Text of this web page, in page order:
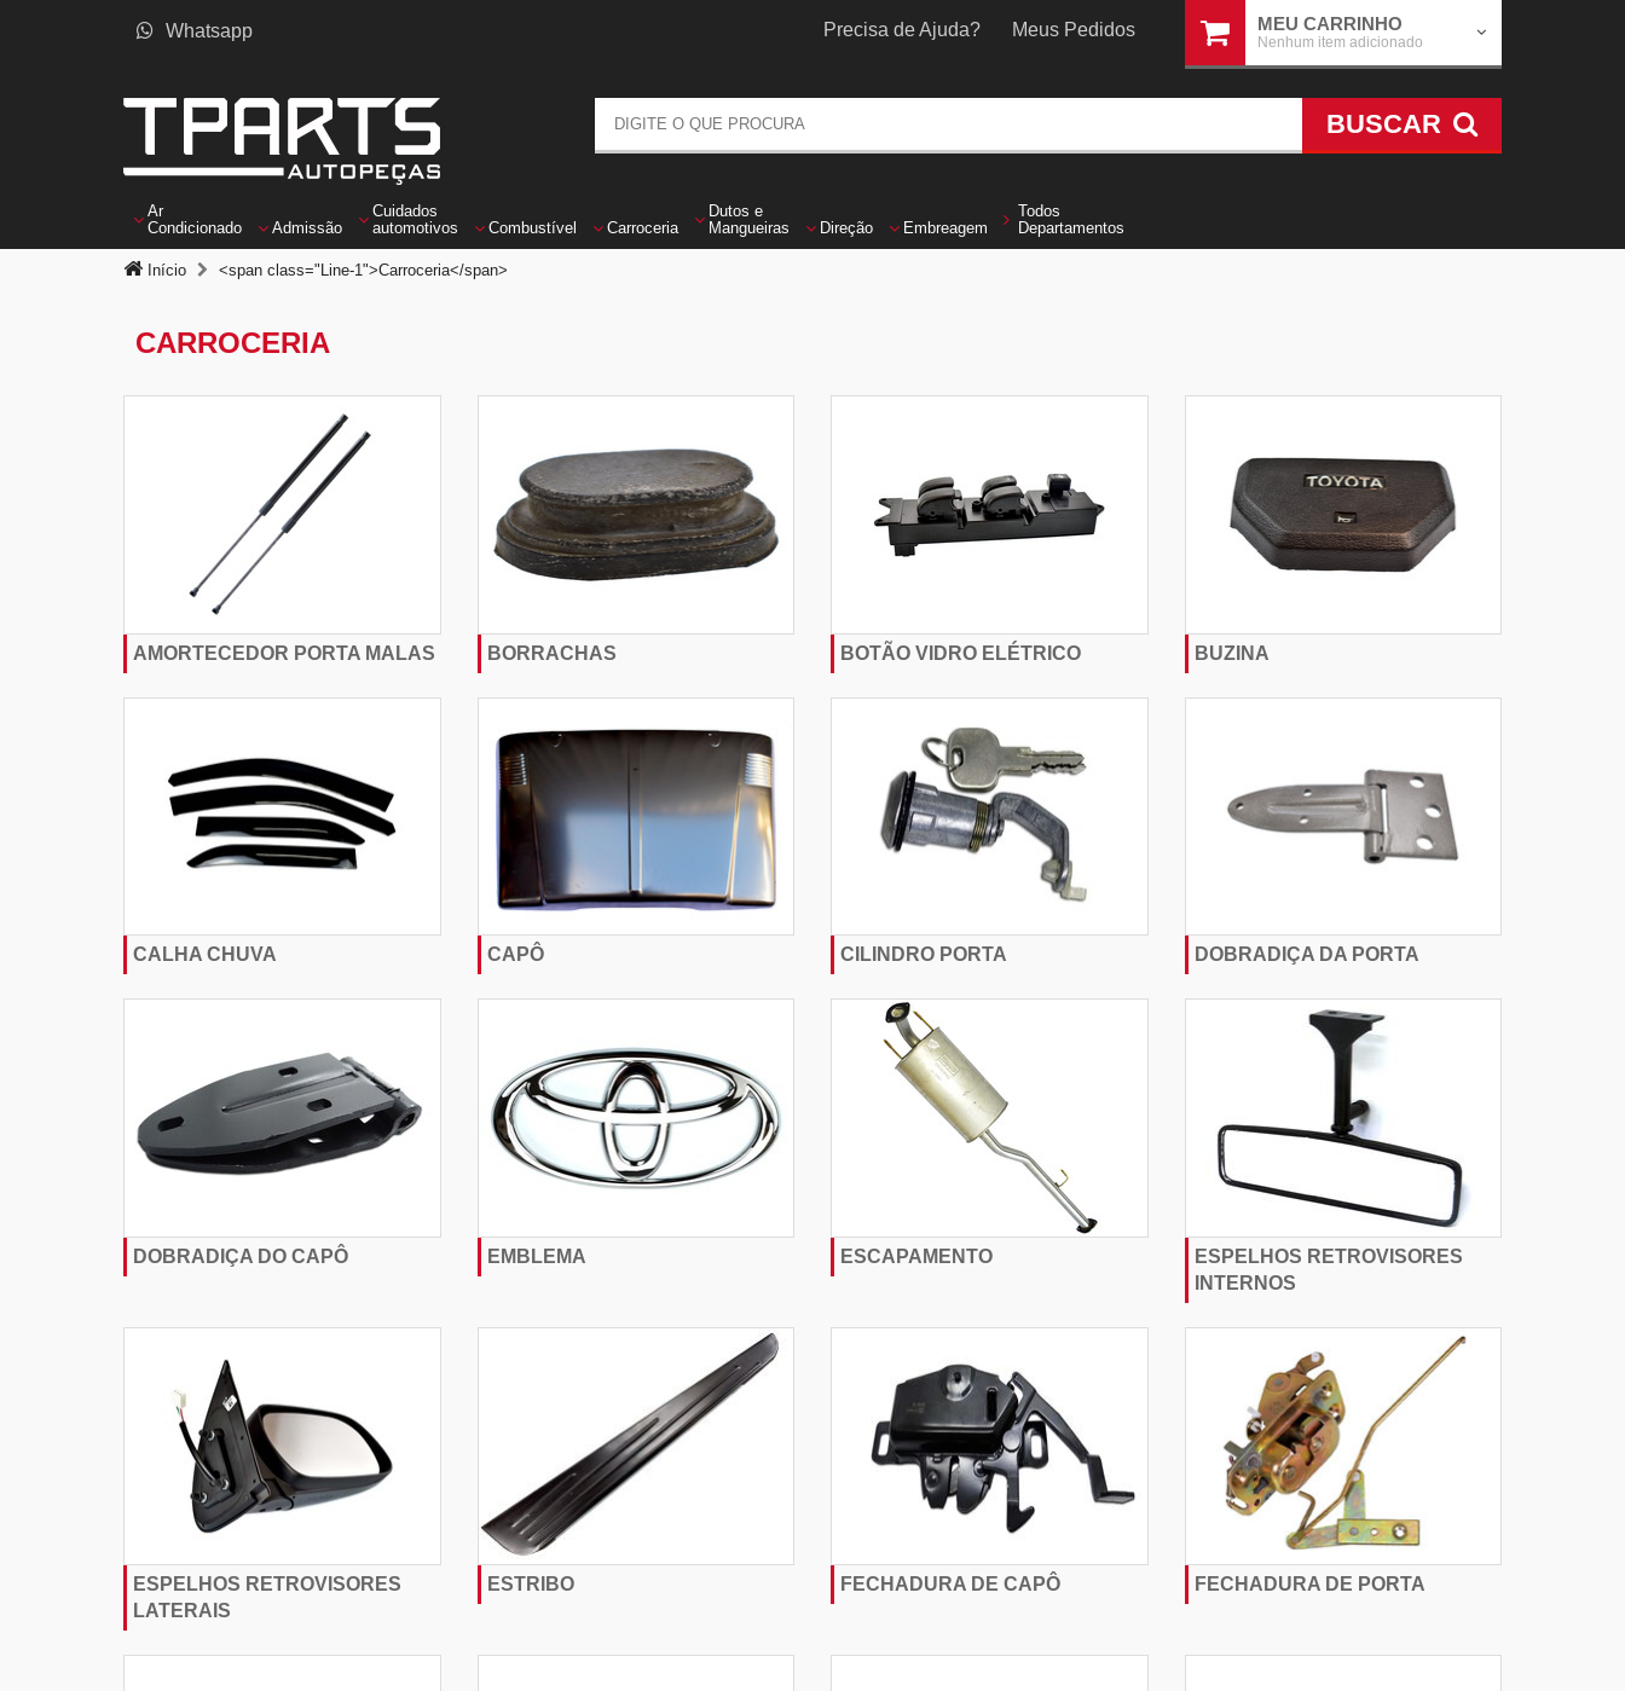
Whatsapp Precisa de Ajuda? Meus Pedidos MEU CARRINHO
Nenhum item adicionado
BUSCAR
Ar
Condicionado
Admissão
Cuidados
automotivos
Combustível Carroceria
Dutos e
Mangueiras
Direção Embreagem
Todos
Departamentos
Início <span class="Line-1">Carroceria</span>
CARROCERIA
AMORTECEDOR PORTA MALAS BORRACHAS BOTÃO VIDRO ELÉTRICO BUZINA
CALHA CHUVA CAPÔ CILINDRO PORTA DOBRADIÇA DA PORTA
DOBRADIÇA DO CAPÔ EMBLEMA ESCAPAMENTO
ESPELHOS RETROVISORES
INTERNOS
ESPELHOS RETROVISORES
LATERAIS
ESTRIBO FECHADURA DE CAPÔ FECHADURA DE PORTA